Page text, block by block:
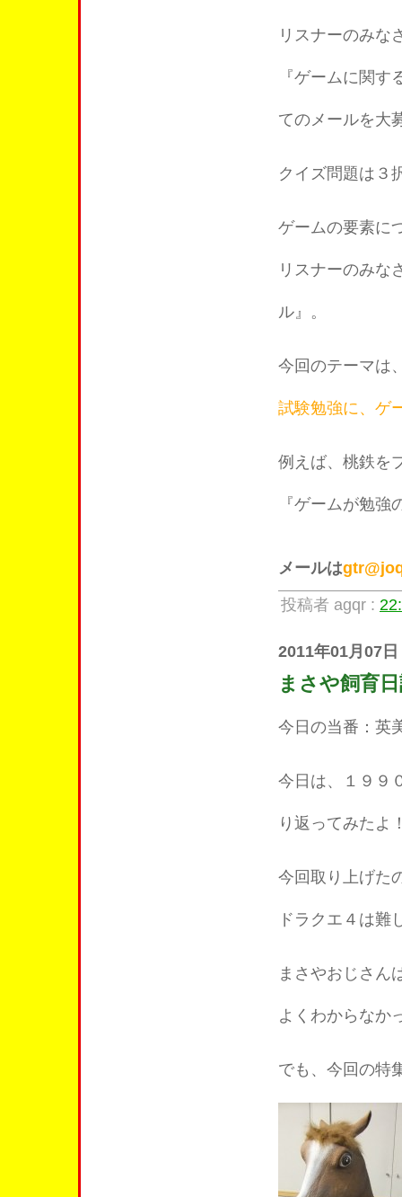
リスナーのみな
『ゲームに関
てのメールを大
クイズ問題は３
ゲームの要素に
リスナーのみな
ル』。
今回のテーマは
試験勉強に、ゲ
例えば、桃鉄を
『ゲームが勉
メールは
投稿者 agqr :
2011年01月07日
まさや飼育
今日の当番：英
今日は、１９９
り返ってみたよ
今回取り上げた
ドラクエ４は難
まさやおじさん
よくわからなか
でも、今回の特